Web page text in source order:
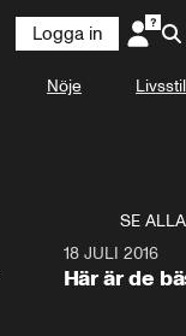
Logga in
Nöje Livsstil
SE ALLA
18 JULI 2016
Här är de